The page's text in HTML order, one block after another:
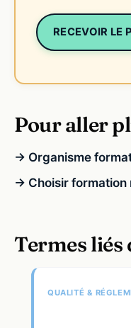
RECEVOIR LE
Pour aller
→ Organisme
→ Choisir formation
Termes liés
QUALITÉ &